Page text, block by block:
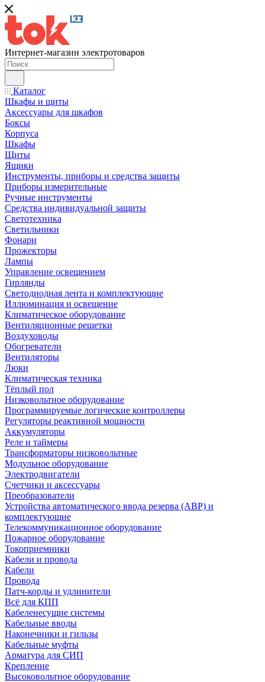
Интернет-магазин электротоваров
Каталог
Шкафы и щиты
Аксессуары для шкафов
Боксы
Корпуса
Шкафы
Щиты
Ящики
Инструменты, приборы и средства защиты
Приборы измерительные
Ручные инструменты
Средства индивидуальной защиты
Светотехника
Светильники
Фонари
Прожекторы
Лампы
Управление освещением
Гирлянды
Светодиодная лента и комплектующие
Иллюминация и освещение
Климатическое оборудование
Вентиляционные решетки
Воздуховоды
Обогреватели
Вентиляторы
Люки
Климатическая техника
Тёплый пол
Низковольтное оборудование
Программируемые логические контроллеры
Регуляторы реактивной мощности
Аккумуляторы
Реле и таймеры
Трансформаторы низковольтные
Модульное оборудование
Электродвигатели
Счетчики и аксессуары
Преобразователи
Устройства автоматического ввода резерва (АВР) и
комплектующие
Телекоммуникационное оборудование
Пожарное оборудование
Токоприемники
Кабели и провода
Кабели
Провода
Патч-корды и удлинители
Всё для КПП
Кабеленесущие системы
Кабельные вводы
Наконечники и гильзы
Кабельные муфты
Арматура для СИП
Крепление
Высоковольтное оборудование